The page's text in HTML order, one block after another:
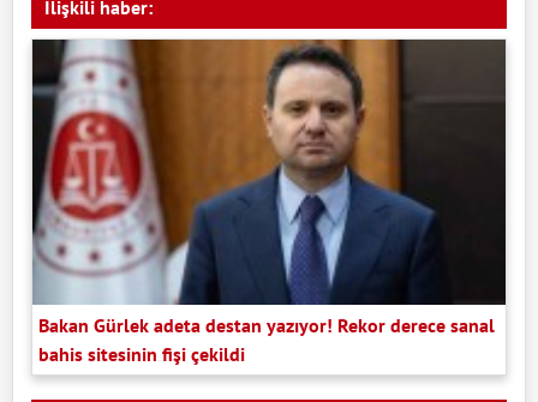
İlişkili haber:
Bakan Gürlek adeta destan yazıyor! Rekor derece sanal
bahis sitesinin fişi çekildi